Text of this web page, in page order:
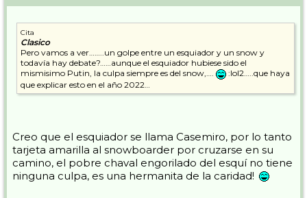
Cita
Clasico
Pero vamos a ver……..un golpe entre un esquiador y un snow y
todavía hay debate?……aunque el esquiador hubiese sido el
mismisimo Putin, la culpa siempre es del snow,….
:lol2…..que haya
que explicar esto en el año 2022…
Creo que el esquiador se llama Casemiro, por lo tanto
tarjeta amarilla al snowboarder por cruzarse en su
camino, el pobre chaval engorilado del esquí no tiene
ninguna culpa, es una hermanita de la caridad!